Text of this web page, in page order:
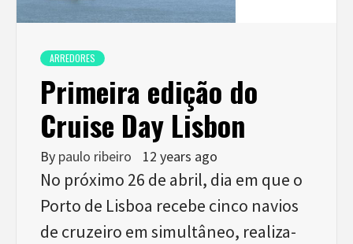
ARREDORES
Primeira edição do
Cruise Day Lisbon
By paulo ribeiro 12 years ago
No próximo 26 de abril, dia em que o
Porto de Lisboa recebe cinco navios
de cruzeiro em simultâneo, realiza-